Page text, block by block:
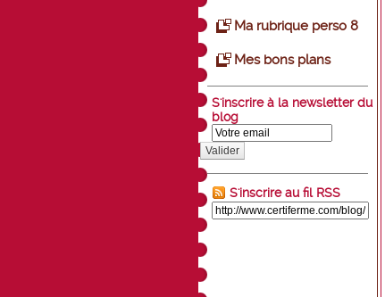
Ma rubrique perso 8
Mes bons plans
S'inscrire à la newsletter du
blog
Valider
S'inscrire au fil RSS